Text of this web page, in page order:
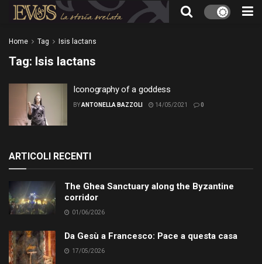
Home Tag Isis lactans
Tag: Isis lactans
Iconography of a goddess
BYANTONELLA BAZZOLI 14/05/2021 0
ARTICOLI RECENTI
The Ghea Sanctuary along the Byzantine
corridor
01/06/2026
Da Gesù a Francesco: Pace a questa casa
17/05/2026